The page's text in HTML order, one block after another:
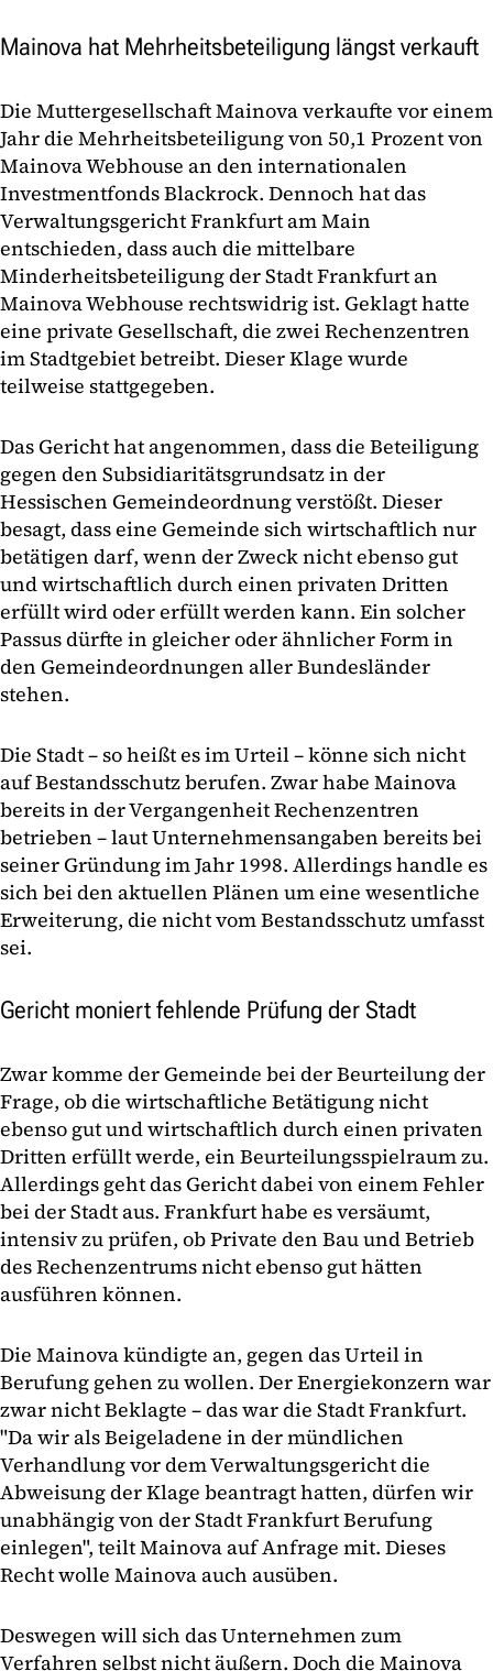
Mainova hat Mehrheitsbeteiligung längst verkauft
Die Muttergesellschaft Mainova verkaufte vor einem
Jahr die Mehrheitsbeteiligung von 50,1 Prozent von
Mainova Webhouse an den internationalen
Investmentfonds Blackrock. Dennoch hat das
Verwaltungsgericht Frankfurt am Main
entschieden, dass auch die mittelbare
Minderheitsbeteiligung der Stadt Frankfurt an
Mainova Webhouse rechtswidrig ist. Geklagt hatte
eine private Gesellschaft, die zwei Rechenzentren
im Stadtgebiet betreibt. Dieser Klage wurde
teilweise stattgegeben.
Das Gericht hat angenommen, dass die Beteiligung
gegen den Subsidiaritätsgrundsatz in der
Hessischen Gemeindeordnung verstößt. Dieser
besagt, dass eine Gemeinde sich wirtschaftlich nur
betätigen darf, wenn der Zweck nicht ebenso gut
und wirtschaftlich durch einen privaten Dritten
erfüllt wird oder erfüllt werden kann. Ein solcher
Passus dürfte in gleicher oder ähnlicher Form in
den Gemeindeordnungen aller Bundesländer
stehen.
Die Stadt – so heißt es im Urteil – könne sich nicht
auf Bestandsschutz berufen. Zwar habe Mainova
bereits in der Vergangenheit Rechenzentren
betrieben – laut Unternehmensangaben bereits bei
seiner Gründung im Jahr 1998. Allerdings handle es
sich bei den aktuellen Plänen um eine wesentliche
Erweiterung, die nicht vom Bestandsschutz umfasst
sei.
Gericht moniert fehlende Prüfung der Stadt
Zwar komme der Gemeinde bei der Beurteilung der
Frage, ob die wirtschaftliche Betätigung nicht
ebenso gut und wirtschaftlich durch einen privaten
Dritten erfüllt werde, ein Beurteilungsspielraum zu.
Allerdings geht das Gericht dabei von einem Fehler
bei der Stadt aus. Frankfurt habe es versäumt,
intensiv zu prüfen, ob Private den Bau und Betrieb
des Rechenzentrums nicht ebenso gut hätten
ausführen können.
Die Mainova kündigte an, gegen das Urteil in
Berufung gehen zu wollen. Der Energiekonzern war
zwar nicht Beklagte – das war die Stadt Frankfurt.
"Da wir als Beigeladene in der mündlichen
Verhandlung vor dem Verwaltungsgericht die
Abweisung der Klage beantragt hatten, dürfen wir
unabhängig von der Stadt Frankfurt Berufung
einlegen", teilt Mainova auf Anfrage mit. Dieses
Recht wolle Mainova auch ausüben.
Deswegen will sich das Unternehmen zum
Verfahren selbst nicht äußern. Doch die Mainova